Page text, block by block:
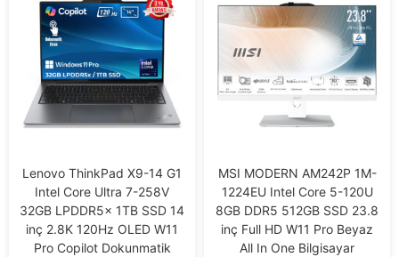
Lenovo ThinkPad X9-14 G1
Intel Core Ultra 7-258V
32GB LPDDR5x 1TB SSD 14
inç 2.8K 120Hz OLED W11
Pro Copilot Dokunmatik
MSI MODERN AM242P 1M-
1224EU Intel Core 5-120U
8GB DDR5 512GB SSD 23.8
inç Full HD W11 Pro Beyaz
All In One Bilgisayar